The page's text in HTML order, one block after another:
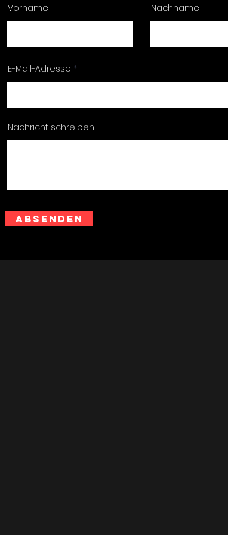
Vorname Nachname
E-Mail-Adresse
Nachricht schreiben
Absenden